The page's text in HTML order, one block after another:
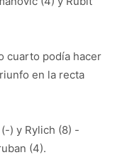
cuarto podía hacer
en la recta
) y Rylich (8) -
(4).